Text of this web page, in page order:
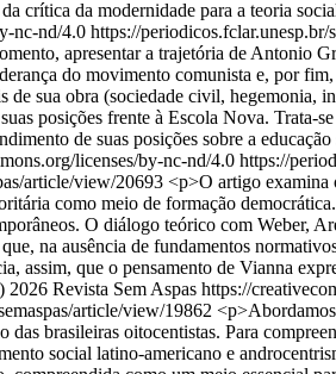
crítica da modernidade para a teoria
nc-nd/4.0 https://
apresentar a trajetória de Antonio
do movimento comunista e, por
sua obra (sociedade civil, hegemonia,
posições frente à Escola Nova.
de suas posições sobre a
licenses/by-nc-nd/4.0 https://
article/view/20693 <p>O artigo examina
como meio de formação
O diálogo teórico com Weber,
na ausência de fundamentos
assim, que o pensamento de Vianna
Revista Sem Aspas https://
article/view/19862
das brasileiras oitocentistas. Para
social latino-americano e